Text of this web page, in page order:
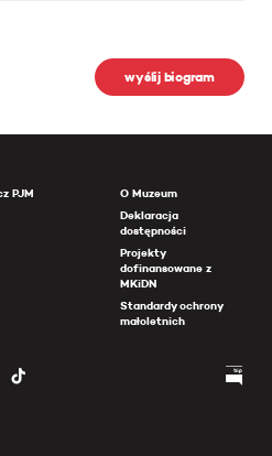
wyślij biogram
PJM
O Muzeum
Deklaracja
dostępności
Projekty
dofinansowane z
MKiDN
Standardy ochrony
małoletnich